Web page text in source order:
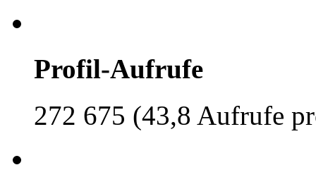
Profil-Aufrufe
272 675 (43,8 Aufrufe